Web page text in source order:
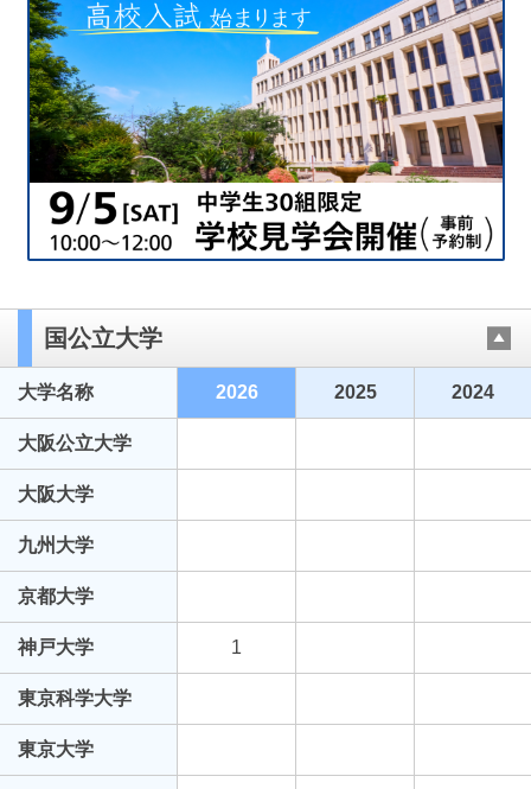
国公立大学
大学名称 2026 2025 2024
大阪公立大学
大阪大学
九州大学
京都大学
神戸大学 1
東京科学大学
東京大学